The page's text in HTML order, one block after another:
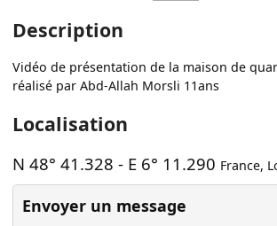
Description
Vidéo de présentation de la maison de
réalisé par Abd-Allah Morsli 11ans
Localisation
N 48° 41.328 - E 6° 11.290 France,
Envoyer un message